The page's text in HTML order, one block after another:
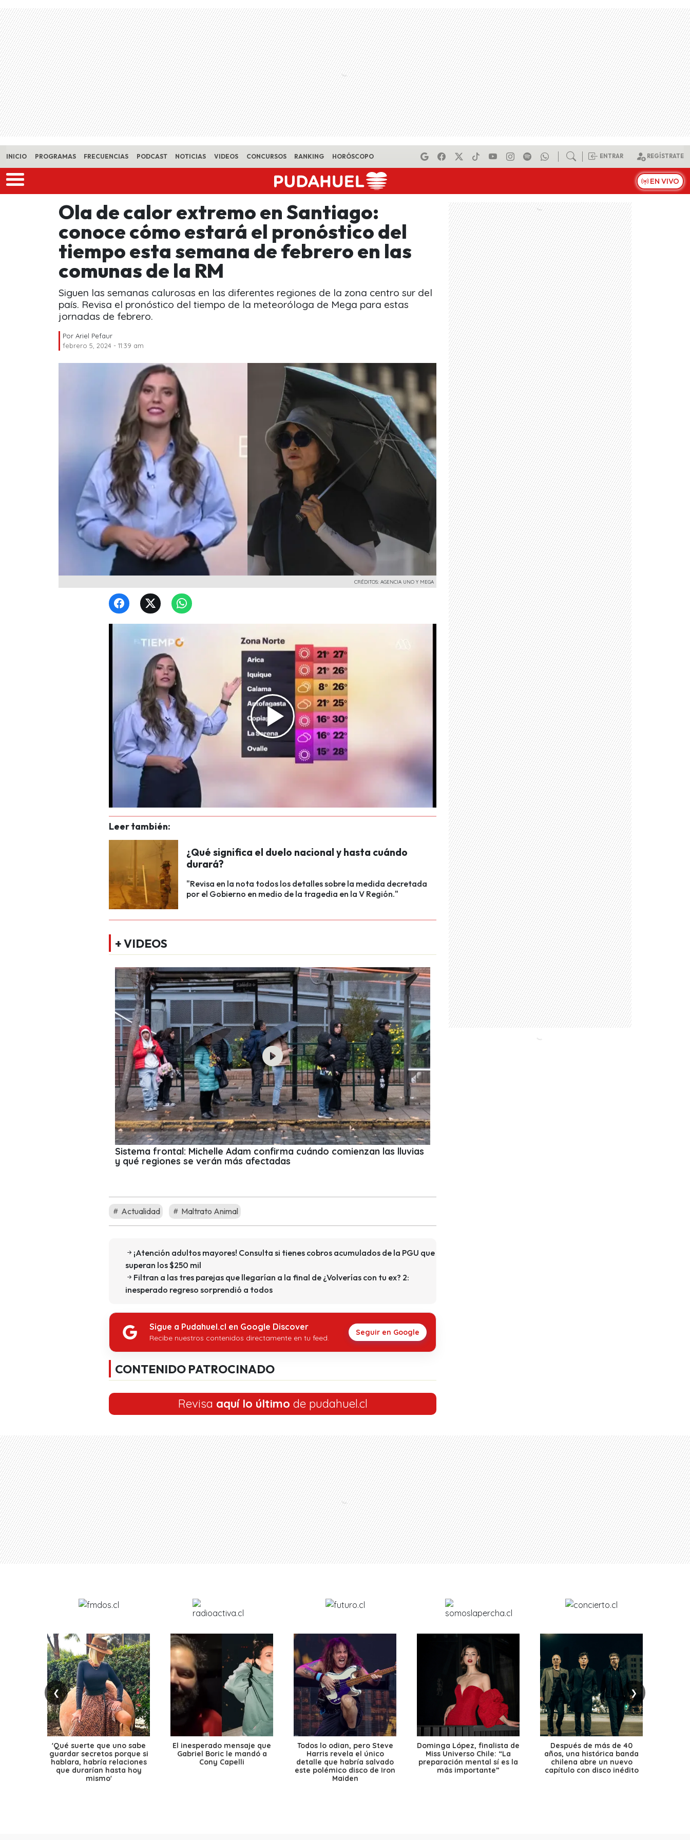
Skip to main content
INICIO PROGRAMAS FRECUENCIAS PODCAST NOTICIAS VIDEOS CONCURSOS RANKING HORÓSCOPO ENTRAR REGÍSTRATE
EN VIVO
Ola de calor extremo en Santiago:
conoce cómo estará el pronóstico del
tiempo esta semana de febrero en las
comunas de la RM
Siguen las semanas calurosas en las diferentes regiones de la zona centro sur del
país. Revisa el pronóstico del tiempo de la meteoróloga de Mega para estas
jornadas de febrero.
Por Ariel Pefaur
febrero 5, 2024 - 11:39 am
CRÉDITOS: AGENCIA UNO Y MEGA
Leer también:
¿Qué significa el duelo nacional y hasta cuándo
durará?
"Revisa en la nota todos los detalles sobre la medida decretada
por el Gobierno en medio de la tragedia en la V Región."
+ VIDEOS
Sistema frontal: Michelle Adam confirma cuándo comienzan las lluvias
y qué regiones se verán más afectadas
Actualidad Maltrato Animal
¡Atención adultos mayores! Consulta si tienes cobros acumulados de la PGU que
superan los $250 mil
Filtran a las tres parejas que llegarían a la final de ¿Volverías con tu ex? 2:
inesperado regreso sorprendió a todos
Sigue a Pudahuel.cl en Google Discover
Recibe nuestros contenidos directamente en tu feed.
Seguir en Google
CONTENIDO PATROCINADO
Revisa aquí lo último de pudahuel.cl
❮ ❯
'Qué suerte que uno sabe
guardar secretos porque si
hablara, habría relaciones
que durarían hasta hoy
mismo'
El inesperado mensaje que
Gabriel Boric le mandó a
Cony Capelli
Todos lo odian, pero Steve
Harris revela el único
detalle que habría salvado
este polémico disco de Iron
Maiden
Dominga López, finalista de
Miss Universo Chile: “La
preparación mental sí es la
más importante”
Después de más de 40
años, una histórica banda
chilena abre un nuevo
capítulo con disco inédito